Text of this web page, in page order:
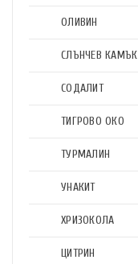
ОЛИВИН
СЛЪНЧЕВ КАМЪК
СОДАЛИТ
ТИГРОВО ОКО
ТУРМАЛИН
УНАКИТ
ХРИЗОКОЛА
ЦИТРИН